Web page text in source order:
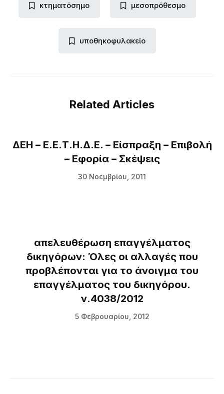
κτηματόσημο μεσοπρόθεσμο
υποθηκοφυλακείο
Related Articles
ΔΕΗ – Ε.Ε.Τ.Η.Δ.Ε. – Είσπραξη – Επιβολή
– Εφορία – Σκέψεις
30 Νοεμβρίου, 2011
απελευθέρωση επαγγέλματος
δικηγόρων: Όλες οι αλλαγές που
προβλέπονται για το άνοιγμα του
επαγγέλματος του δικηγόρου.
ν.4038/2012
5 Φεβρουαρίου, 2012